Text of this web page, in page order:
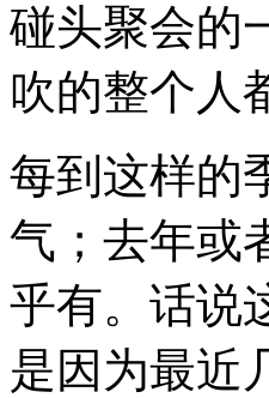
碰头聚会的
吹的整个人
每到这样的
气；去年或
乎有。话说
是因为最近